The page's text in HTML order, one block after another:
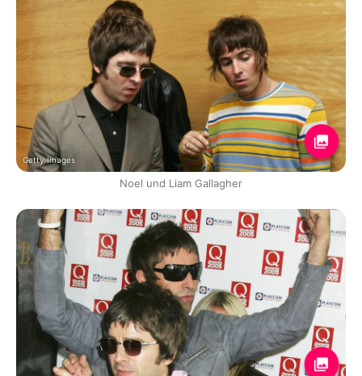
Getty Images
Noel und Liam Gallagher